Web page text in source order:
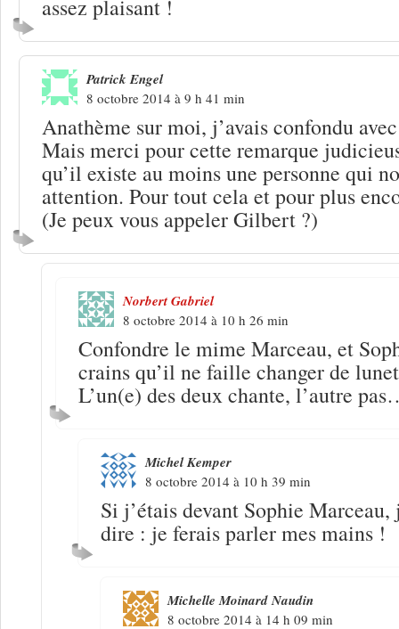
assez plaisant !
Patrick Engel
8 octobre 2014 à 9 h 41 min
Anathème sur moi, j’avais confondu
Mais merci pour cette remarque
qu’il existe au moins une personne qui
attention. Pour tout cela et pour plus
(Je peux vous appeler Gilbert ?)
Norbert Gabriel
8 octobre 2014 à 10 h 26 min
Confondre le mime Marceau, et
crains qu’il ne faille changer de
L’un(e) des deux chante, l’autre
Michel Kemper
8 octobre 2014 à 10 h 39 min
Si j’étais devant Sophie
dire : je ferais parler mes mains !
Michelle Moinard Naudin
8 octobre 2014 à 14 h 09 min